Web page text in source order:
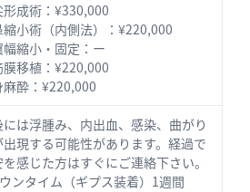
形成術：¥330,000
縮小術（内側法）：¥220,000
幅縮小・固定：ー
膜移植：¥220,000
麻酔：¥220,000
は浮腫み、内出血、感染、曲がり
出現する可能性があります。経過で
を感じた方はすぐにご連絡下さい。
ンタイム（ギプス装着）1週間